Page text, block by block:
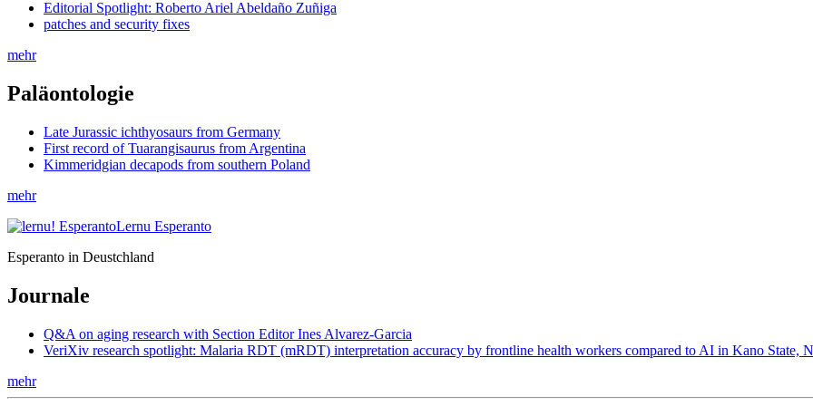
Editorial Spotlight: Roberto Ariel Abeldaño Zuñiga
patches and security fixes
mehr
Paläontologie
Late Jurassic ichthyosaurs from Germany
First record of Tuarangisaurus from Argentina
Kimmeridgian decapods from southern Poland
mehr
Lernu Esperanto
Esperanto in Deustchland
Journale
Q&A on aging research with Section Editor Ines Alvarez-Garcia
VeriXiv research spotlight: Malaria RDT (mRDT) interpretation accuracy by frontline health workers compared to AI in Kano State,
mehr